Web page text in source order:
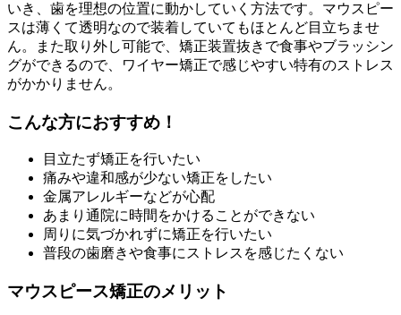
いき、歯を理想の位置に動かしていく方法です。マウスピー
スは薄くて透明なので装着していてもほとんど目立ちませ
ん。また取り外し可能で、矯正装置抜きで食事やブラッシン
グができるので、ワイヤー矯正で感じやすい特有のストレス
がかかりません。
こんな方におすすめ！
目立たず矯正を行いたい
痛みや違和感が少ない矯正をしたい
金属アレルギーなどが心配
あまり通院に時間をかけることができない
周りに気づかれずに矯正を行いたい
普段の歯磨きや食事にストレスを感じたくない
マウスピース矯正のメリット